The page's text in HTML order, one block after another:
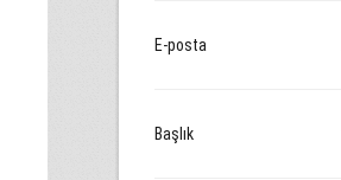
E-posta
Başlık